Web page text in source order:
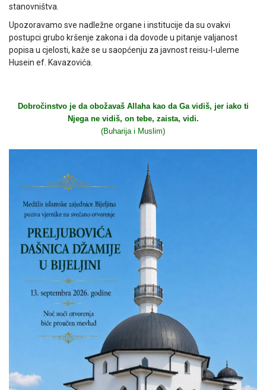
stanovništva.
Upozoravamo sve nadležne organe i institucije da su ovakvi
postupci grubo kršenje zakona i da dovode u pitanje valjanost
popisa u cjelosti, kaže se u saopćenju za javnost reisu-l-uleme
Husein ef. Kavazovića.
Dobročinstvo je da obožavaš Allaha kao da Ga vidiš, jer iako ti
Njega ne vidiš, on tebe, zaista, vidi.
(Buharija i Muslim)